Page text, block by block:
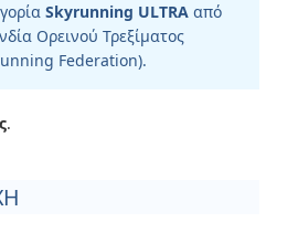
Skyrunning ULTRA από
Ορεινού Τρεξίματος
Federation).
.